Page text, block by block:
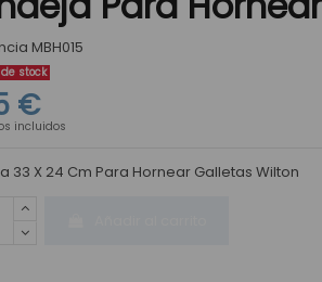
MBH015
stock
€
incluidos
33 X 24 Cm Para Hornear Galletas Wilton